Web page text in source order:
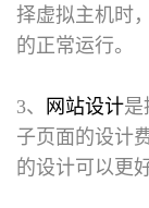
择虚拟主机时
的正常运行。
3、 网站设计是
子页面的设计
的设计可以更